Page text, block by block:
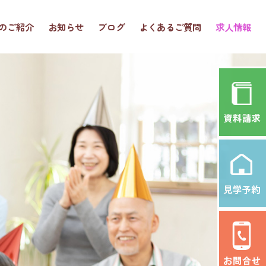
ご紹介 お知らせ ブログ よくあるご質問 求人情報